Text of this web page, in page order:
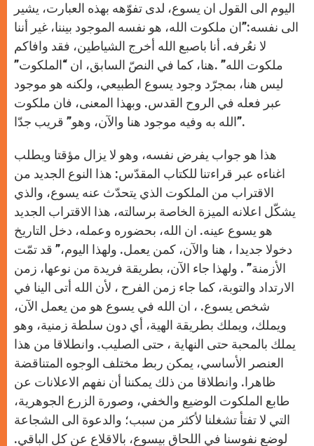
اليوم الى القول ان يسوع، لدى تفوّهه بهذه العبارت، يشير
الى نفسه:”ان ملكوت الله، هو نفسه الموجود بيننا، غير أننا
لا نعُرفه. أنا باصبع الله أخرج الشياطين، فقد وافاكم
ملكوت الله” .هنا، كما في النصّ السابق، ان “الملكوت”
ليس هنا، بمجرّد وجود يسوع الطبيعي، ولكنه هو موجود
عبر فعله في الروح القدس. وبهذا المعنى، فان ملكوت
الله به وفيه موجود هنا والآن، وهو” قريب جدّا”.
هذا هو جواب يفرض نفسه، وهو لا يزال مؤقتا ويطلب
اغناءه عبر قراءتنا للكتاب المقدّس: هذا النوع الجديد من
الاقتراب من الملكوت الذي يتحدّث عنه يسوع، والذي
يشكّل اعلانه الميزة الخاصة برسالته، هذا الاقتراب الجديد
هو يسوع عينه. ان الله، بحضوره وعمله، دخل التاريخ
دخولا جديدا ، هنا والآن، كمن يعمل. ولهذا اليوم،” قد تمّت
الأزمنة” . ولهذا جاء الآن، بطريقة فريدة من نوعها، زمن
الارتداد والتوبة، كما جاء زمن الفرح ، لأن الله أتى الينا في
شخص يسوع. ، ان الله في يسوع هو من يعمل الآن،
ويملك، ويملك بطريقة الهية، أي دون سلطة زمنية، وهو
يملك بالمحبة حتى النهاية ، حتى الصليب. وانطلاقا من هذا
العنصر الأساسي، يمكن ربط مختلف الوجوه المتناقضة
ظاهرا. وانطلاقا من ذلك يمكننا أن نفهم الاعلانات عن
طابع الملكوت الوضيع والخفي، وصورة الزرع الجوهرية،
التي لا تفتأ تشغلنا لأكثر من سبب؛ والدعوة الى الشجاعة
لوضع نفوسنا في اللحاق بيسوع، بالاقلاع عن كل الباقي.